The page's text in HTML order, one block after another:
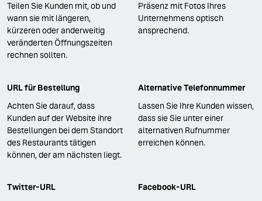
Teilen Sie Kunden mit, ob und
wann sie mit längeren,
kürzeren oder anderweitig
veränderten Öffnungszeiten
rechnen sollten.
Präsenz mit Fotos Ihres
Unternehmens optisch
ansprechend.
URL für Bestellung
Achten Sie darauf, dass
Kunden auf der Website ihre
Bestellungen bei dem Standort
des Restaurants tätigen
können, der am nächsten liegt.
Alternative Telefonnummer
Lassen Sie Ihre Kunden wissen,
dass sie Sie unter einer
alternativen Rufnummer
erreichen können.
Twitter-URL
Facebook-URL